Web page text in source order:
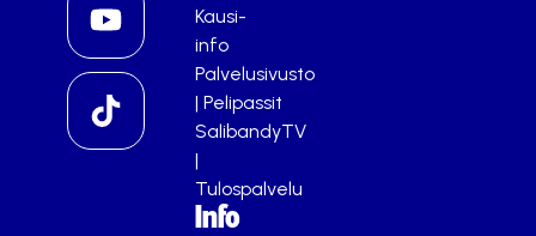
Kausi-
info
Palvelusivusto
| Pelipassit
SalibandyTV
|
Tulospalvelu
Info